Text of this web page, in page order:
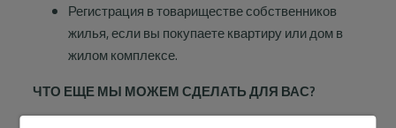
Регистрация в товариществе собственников
жилья, если вы покупаете квартиру или дом в
жилом комплексе.
ЧТО ЕЩЕ МЫ МОЖЕМ СДЕЛАТЬ ДЛЯ ВАС?